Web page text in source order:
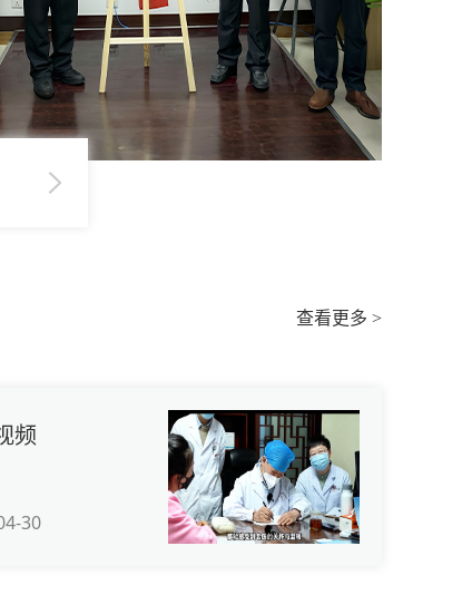
查看更多 >
频
30